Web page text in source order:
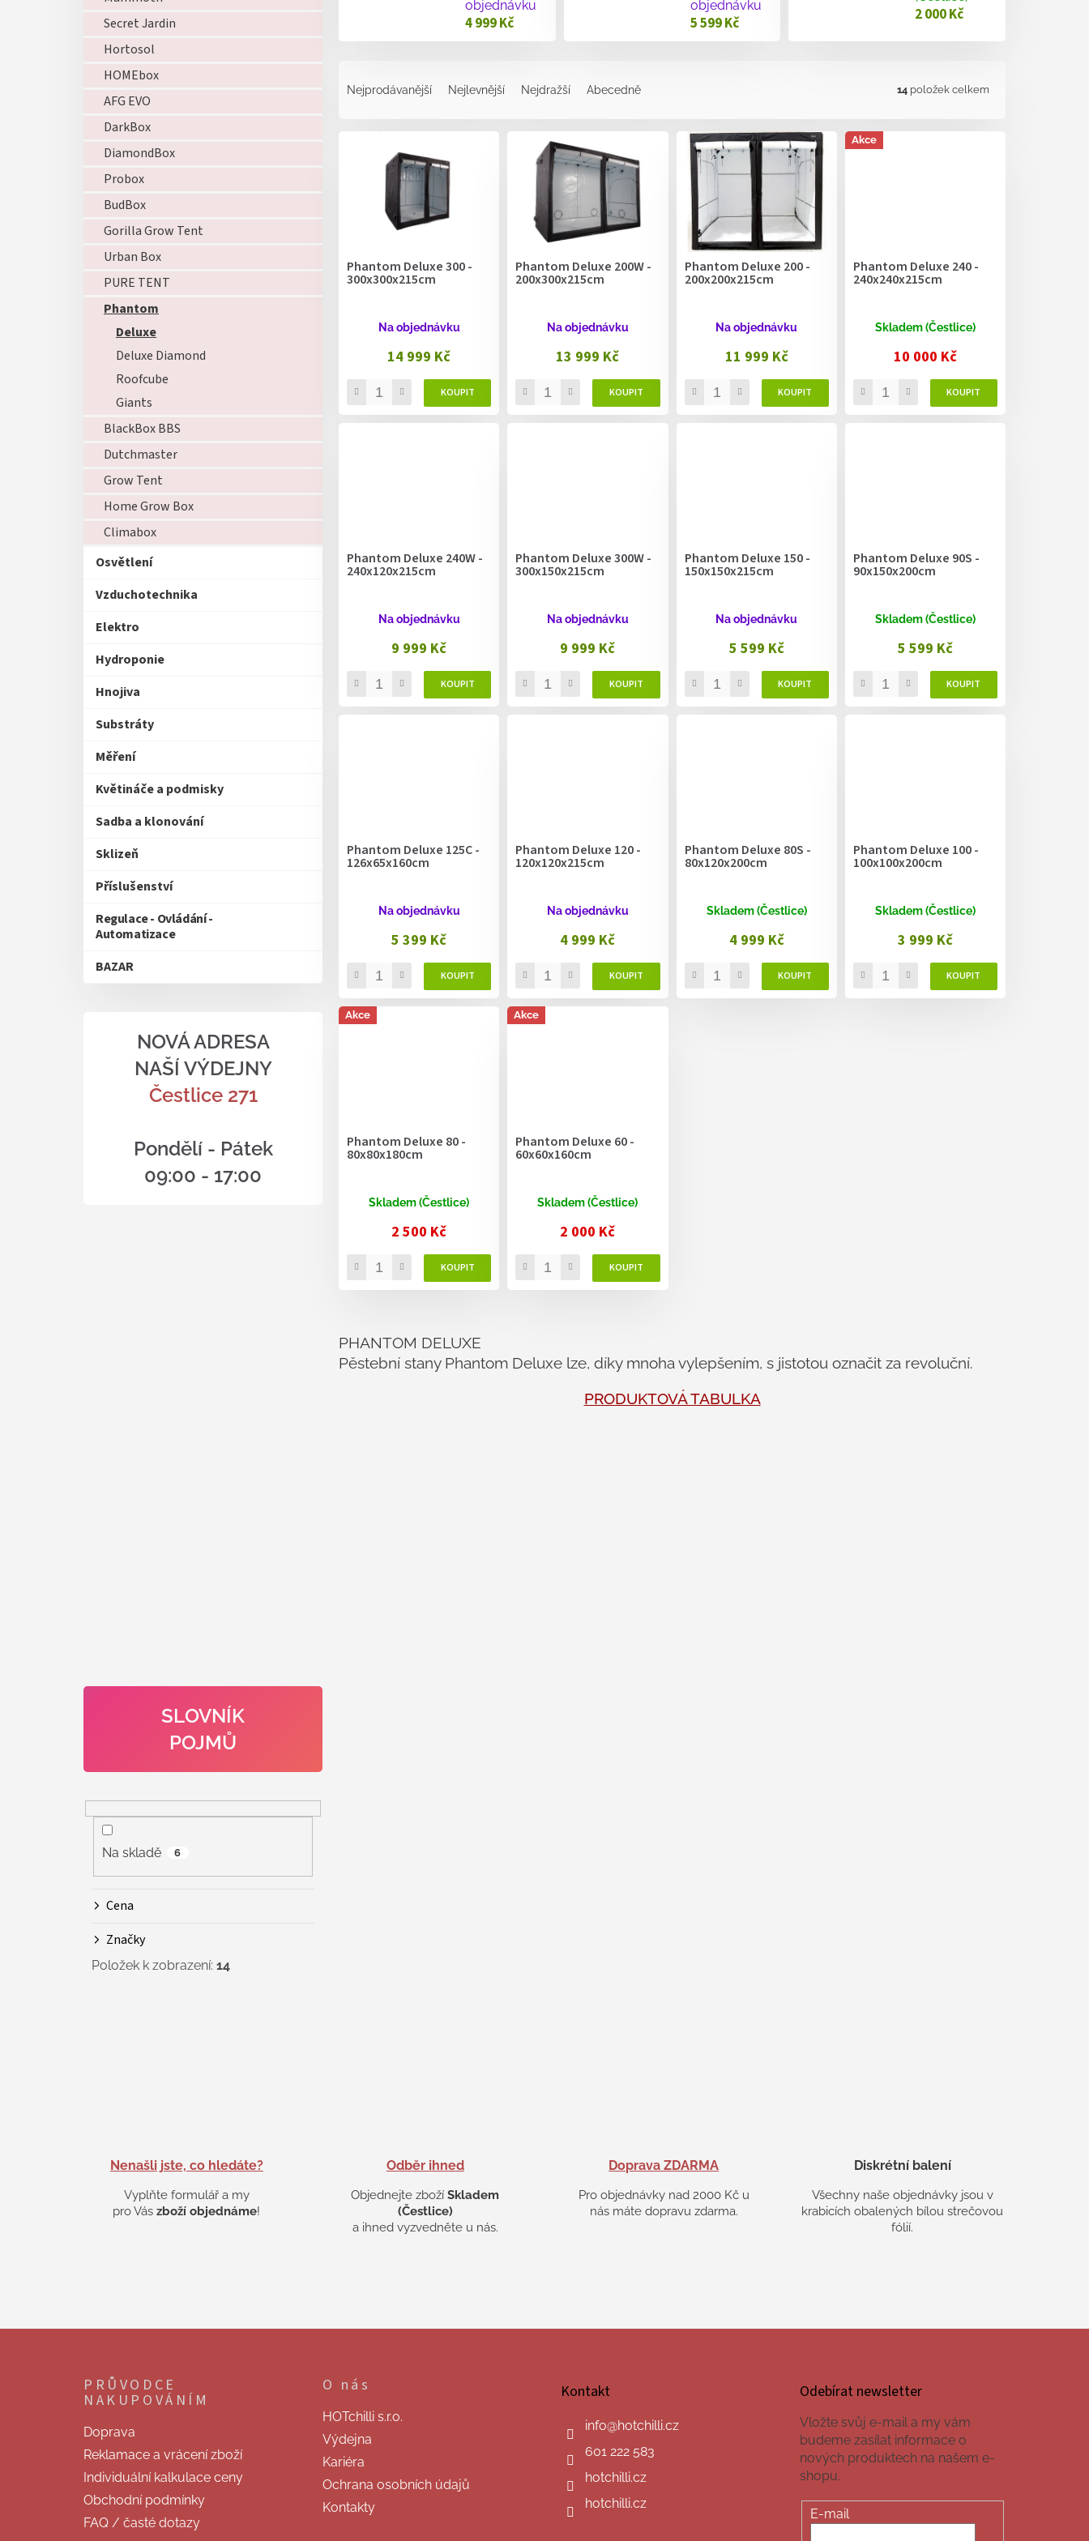
Secret Jardin
Hortosol
HOMEbox
AFG EVO
DarkBox
DiamondBox
Probox
BudBox
Gorilla Grow Tent
Urban Box
PURE TENT
Phantom
Deluxe
Deluxe Diamond
Roofcube
Giants
BlackBox BBS
Dutchmaster
Grow Tent
Home Grow Box
Climabox
Osvětlení
Vzduchotechnika
Elektro
Hydroponie
Hnojiva
Substráty
Měření
Květináče a podmisky
Sadba a klonování
Sklizeň
Příslušenství
Regulace - Ovládání -
Automatizace
BAZAR
NOVÁ ADRESA
NAŠÍ VÝDEJNY
Čestlice 271
Pondělí - Pátek
09:00 - 17:00
SLOVNÍK
POJMŮ
Na skladě 6
Cena
Značky
Položek k zobrazení: 14
objednávku
4 999 Kč
objednávku
5 599 Kč 2 000 Kč
Nejprodávanější Nejlevnější Nejdražší Abecedně 14 položek celkem
Phantom Deluxe 300 -
300x300x215cm
Na objednávku
14 999 Kč
Phantom Deluxe 200W -
200x300x215cm
Na objednávku
13 999 Kč
Phantom Deluxe 200 -
200x200x215cm
Na objednávku
11 999 Kč
Akce
Phantom Deluxe 240 -
240x240x215cm
Skladem (Čestlice)
10 000 Kč
Phantom Deluxe 240W -
240x120x215cm
Na objednávku
9 999 Kč
Phantom Deluxe 300W -
300x150x215cm
Na objednávku
9 999 Kč
Phantom Deluxe 150 -
150x150x215cm
Na objednávku
5 599 Kč
Phantom Deluxe 90S -
90x150x200cm
Skladem (Čestlice)
5 599 Kč
Phantom Deluxe 125C -
126x65x160cm
Na objednávku
5 399 Kč
Phantom Deluxe 120 -
120x120x215cm
Na objednávku
4 999 Kč
Phantom Deluxe 80S -
80x120x200cm
Skladem (Čestlice)
4 999 Kč
Phantom Deluxe 100 -
100x100x200cm
Skladem (Čestlice)
3 999 Kč
Akce
Phantom Deluxe 80 -
80x80x180cm
Skladem (Čestlice)
2 500 Kč
Akce
Phantom Deluxe 60 -
60x60x160cm
Skladem (Čestlice)
2 000 Kč
á
a
c
PHANTOM DELUXE
Pěstební stany Phantom Deluxe lze, díky mnoha vylepšením, s jistotou označit za revoluční.
PRODUKTOVÁ TABULKA
Nenašli jste, co hledáte?
Vyplňte formulář a my
pro Vászboží objednáme!
Odběr ihned
Objednejte zbožíSkladem
(Čestlice)
a ihned vyzvedněte u nás.
Doprava ZDARMA
Pro objednávky nad 2000 Kč u
nás máte dopravu zdarma.
Diskrétní balení
Všechny naše objednávky jsou v
krabicích obalených bílou strečovou
fólií.
Z
PRŮVODCE
NAKUPOVÁNÍM
Doprava
Reklamace a vrácení zboží
Individuální kalkulace ceny
Obchodní podmínky
FAQ / časté dotazy
O nás
HOTchilli s.r.o.
Výdejna
Kariéra
Ochrana osobních údajů
Kontakty
Kontakt
info@hotchilli.cz
601 222 583
hotchilli.cz
hotchilli.cz
Odebírat newsletter
Vložte svůj e-mail a my vám
budeme zasílat informace o
nových produktech na našem e-
shopu.
E-mail